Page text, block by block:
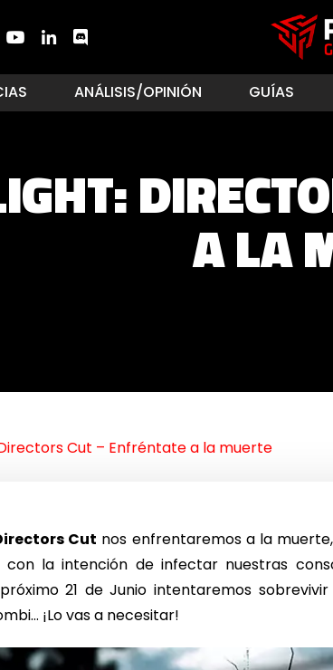
ANÁLISIS/OPINIÓN GUÍAS
A LA
Cut – Enfréntate a la muerte
Cut nos enfrentaremos a la
la intención de infectar nuestras
21 de Junio intentaremos
¡Lo vas a necesitar!